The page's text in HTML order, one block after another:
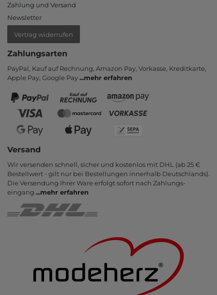
Zahlung und Versand
Newsletter
Vertrag widerrufen
Zahlungsarten
PayPal, Kauf auf Rechnung, Amazon Pay, Vor­kasse, Kredit­karte,
Apple Pay, Google Pay...mehr erfahren
Versand
Wir versenden schnell, sicher und kostenlos mit DHL (ab 25 €
Bestell­wert - gilt nur bei Bestel­lungen inner­halb Deutsch­lands).
Die Ver­sendung Ihrer Ware er­folgt sofort nach Zahlungs­
eingang ...mehr erfahren